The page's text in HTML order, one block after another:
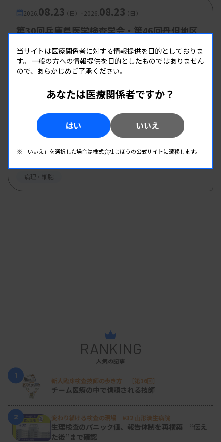
2026. 08.23（日） -2026. 08.23（日）
第30回兵庫県医学検査学会・第46回丹但地区
主催 :兵庫県臨床検査技師会
開催場所 : 兵庫県
2026.08.26 08.26
第2回 病理・細胞検査班研修会
主催 : 和歌山県臨床検査技師会
病理・細胞
RANKING
人気の記事
1
新人臨床検査技師の歩き方 ［第16回］
チーム医療の中で信頼される技師
2 変わり続ける検査の現場 #32 山形済生病院
生理検査のパニック値、報告体制を再構築 “伝え
た後”まで確認
当サイトは医療関係者に対する情報提供を目的としておりま
す。 一般の方への情報提供を目的としたものではありません
ので、あらかじめご了承ください。
あなたは医療関係者ですか？
はい いいえ
※「いいえ」を選択した場合は株式会社じほうの公式サイトに遷移します。